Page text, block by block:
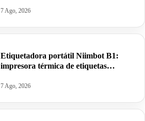
por 22,94€.
7 Ago, 2026
Etiquetadora portátil Niimbot B1:
impresora térmica de etiquetas
batería recargable por 17,99€ antes
7 Ago, 2026